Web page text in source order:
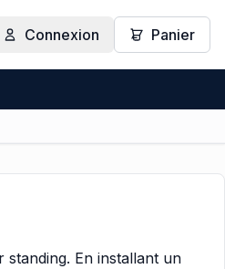
Connexion Panier
En installant un